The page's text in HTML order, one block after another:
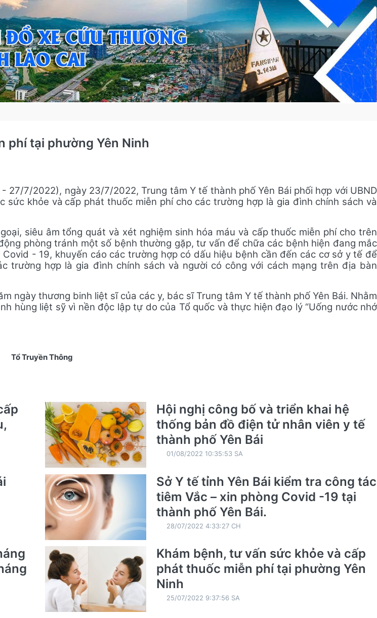
phí tại phường Yên Ninh
- 27/7/2022), ngày 23/7/2022, Trung tâm Y tế thành phố Yên Bái phối hợp với UBND
sức khỏe và cấp phát thuốc miễn phí cho cáctrường hợp là gia đình chính sách và
siêu âm tổng quát và xét nghiệm sinh hóa máu và cấp thuốc miễn phí cho trên
phòng tránh một số bệnh thường gặp, tư vấn để chữa các bệnh hiện đang mắc
- 19, khuyến cáo các trường hợp có dấu hiệu bệnh cần đến các cơ sở y tế để
trường hợp là gia đình chính sách và người có công với cách mạng trên địa bàn
ngày thương binh liệt sĩ của các y, bác sĩ Trung tâm Y tế thành phố Yên Bái. Nhằm
hùng liệt sỹ vì nền độc lập tự do của Tổ quốc và thực hiện đạo lý “Uống nước nhớ
Tổ Truyền Thông
Hội nghị công bố và triển khai hệ
thống bản đồ điện tử nhân viên y tế
thành phố Yên Bái
01/08/2022 10:35:53 SA
Sở Y tế tỉnh Yên Bái kiểm tra công tác
tiêm Vắc – xin phòng Covid -19 tại
thành phố Yên Bái.
28/07/2022 4:33:27 CH
Khám bệnh, tư vấn sức khỏe và cấp
phát thuốc miễn phí tại phường Yên
Ninh
25/07/2022 9:37:56 SA